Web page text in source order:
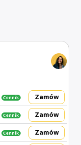
Cennik Zamów
Cennik Zamów
Cennik Zamów